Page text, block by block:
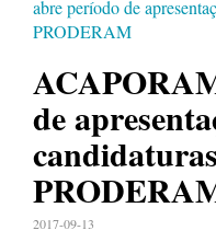
abre período de
PRODERAM
de
2017-09-13